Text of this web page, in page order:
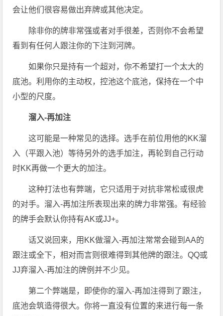
会让他们很容易做出弃牌或其他决定。
除非你的牌非常强或者对手很差，否则你不会希望
看到有任何人跟注你的下注到河牌。
如果你只是持有一个超对，你不希望打一个太大的
底池。利用你的主动权，控池这个底池，保持在一个中
小型的尺度。
溜入-再加注
这可能是一种常见的选择。选手在前位用他的KK溜
入（平跟入池）等待另外的选手加注，再轮到自己行动
时KK再做一个更大的加注。
这种打法也有弊端，它只适用于对抗非常松或很虎
的对手。溜入-再加注所表现出来的牌力非常强。有经验
的牌手会默认你持有AK或JJ+。
话又说回来，用KK做溜入-再加注常常会碰到AA的
跟注或全下，相对而言则很难得到其他牌的跟注。QQ或
JJ弃溜入-再加注的牌例并不少见。
第二个弊端是，即使你的溜入-再加注得到了跟注，
底池会筑造得很大。你将一直没有位置的来进行每一条